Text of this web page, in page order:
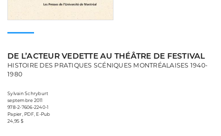
DE L’ACTEUR VEDETTE AU THÉÂTRE DE FESTIVAL
HISTOIRE DES PRATIQUES SCÉNIQUES MONTRÉALAISES 1940-
1980
Sylvain Schryburt
septembre 2011
978-2-7606-2240-1
Papier, PDF, E-Pub
24,95 $